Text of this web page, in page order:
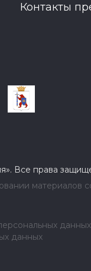
Контакты
Все права
материалов
данных
данных